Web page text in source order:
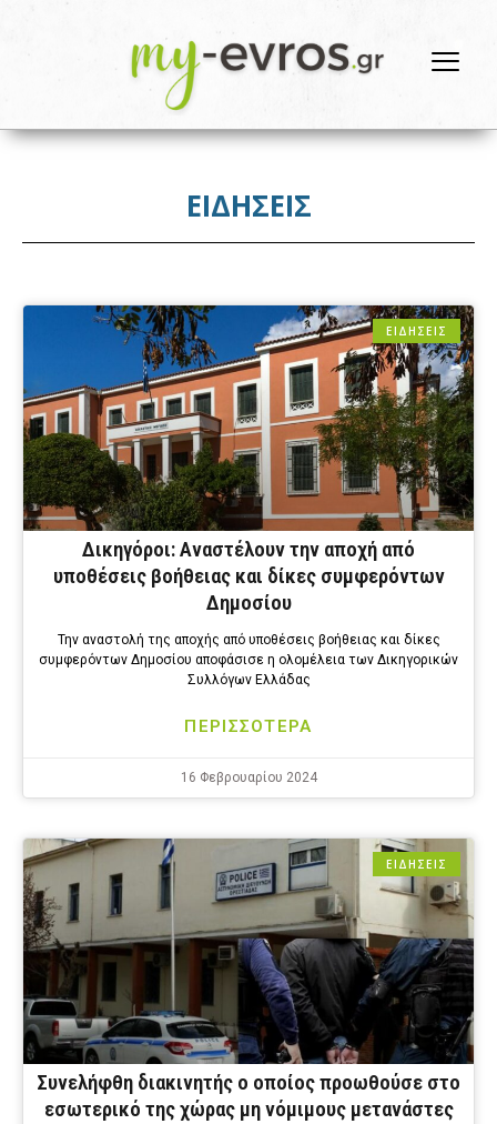
ΕΙΔΗΣΕΙΣ
ΕΙΔΗΣΕΙΣ
Δικηγόροι: Αναστέλουν την αποχή από
υποθέσεις βοήθειας και δίκες συμφερόντων
Δημοσίου
Την αναστολή της αποχής από υποθέσεις βοήθειας και δίκες
συμφερόντων Δημοσίου αποφάσισε η ολομέλεια των Δικηγορικών
Συλλόγων Ελλάδας
ΠΕΡΙΣΣΟΤΕΡΑ
16 Φεβρουαρίου 2024
ΕΙΔΗΣΕΙΣ
Συνελήφθη διακινητής ο οποίος προωθούσε στο
εσωτερικό της χώρας μη νόμιμους μετανάστες